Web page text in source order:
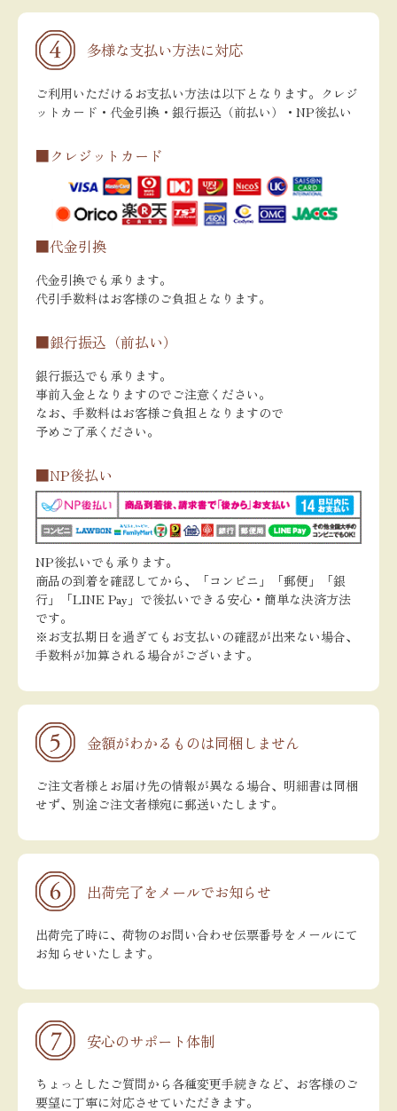
多様な支払い方法に対応
ご利用いただけるお支払い方法は以下となります。クレジ
ットカード・代金引換・銀行振込（前払い）・NP後払い
■クレジットカード
■代金引換
代金引換でも承ります。
代引手数料はお客様のご負担となります。
■銀行振込（前払い）
銀行振込でも承ります。
事前入金となりますのでご注意ください。
なお、手数料はお客様ご負担となりますので
予めご了承ください。
■NP後払い
NP後払いでも承ります。
商品の到着を確認してから、「コンビニ」「郵便」「銀
行」「LINE Pay」で後払いできる安心・簡単な決済方法
です。
※お支払期日を過ぎてもお支払いの確認が出来ない場合、
手数料が加算される場合がございます。
金額がわかるものは同梱しません
ご注文者様とお届け先の情報が異なる場合、明細書は同梱
せず、別途ご注文者様宛に郵送いたします。
出荷完了をメールでお知らせ
出荷完了時に、荷物のお問い合わせ伝票番号をメールにて
お知らせいたします。
安心のサポート体制
ちょっとしたご質問から各種変更手続きなど、お客様のご
要望に丁寧に対応させていただきます。